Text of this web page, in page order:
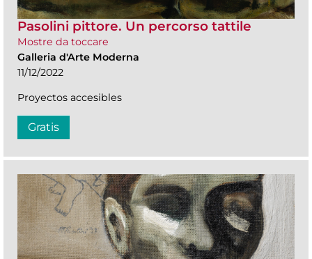
Pasolini pittore. Un percorso tattile
Mostre da toccare
Galleria d'Arte Moderna
11/12/2022
Proyectos accesibles
Gratis